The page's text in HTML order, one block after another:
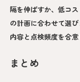
隔を伸ばすか、低コ
の計画に合わせて選
内容と点検頻度を合
まとめ